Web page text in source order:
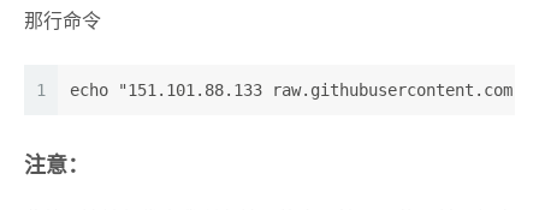
那行命令
1 echo "151.101.88.133
注意：